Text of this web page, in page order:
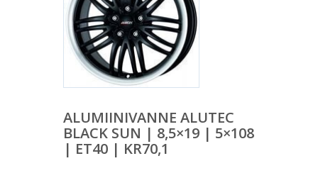
ALUMIINIVANNE ALUTEC
BLACK SUN | 8,5×19 | 5×108
| ET40 | KR70,1